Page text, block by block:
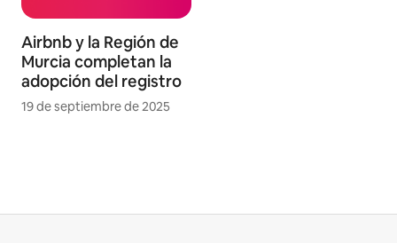
Airbnb y la Región de
Murcia completan la
adopción del registro
19 de septiembre de 2025